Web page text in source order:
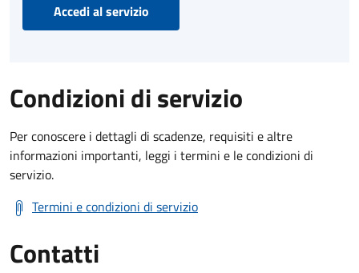
Accedi al servizio
Condizioni di servizio
Per conoscere i dettagli di scadenze, requisiti e altre
informazioni importanti, leggi i termini e le condizioni di
servizio.
Termini e condizioni di servizio
Contatti